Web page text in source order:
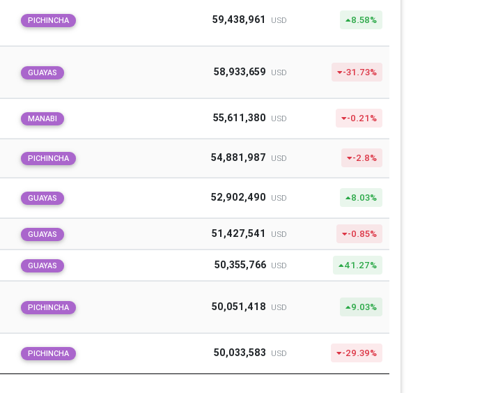
PICHINCHA 59,438,961 USD 8.58%
GUAYAS 58,933,659 USD -31.73%
MANABI 55,611,380 USD -0.21%
PICHINCHA 54,881,987 USD -2.8%
GUAYAS 52,902,490 USD 8.03%
GUAYAS 51,427,541 USD -0.85%
GUAYAS 50,355,766 USD 41.27%
PICHINCHA 50,051,418 USD 9.03%
PICHINCHA 50,033,583 USD -29.39%